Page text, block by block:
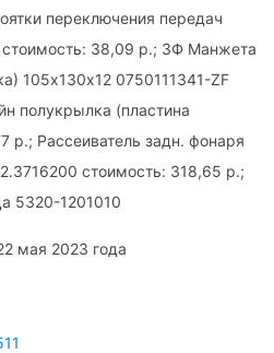
переключения передач
38,09 р.; ЗФ Манжета
105х130х12 0750111341-ZF
полукрылка (пластина
р.; Рассеиватель задн. фонаря
стоимость: 318,65 р.;
5320-1201010
мая 2023 года